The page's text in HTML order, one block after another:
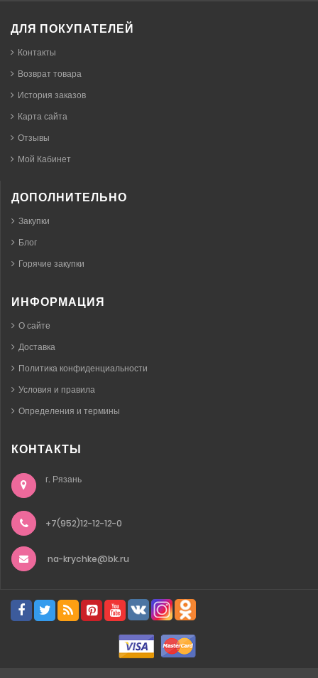
ДЛЯ ПОКУПАТЕЛЕЙ
Контакты
Возврат товара
История заказов
Карта сайта
Отзывы
Мой Кабинет
ДОПОЛНИТЕЛЬНО
Закупки
Блог
Горячие закупки
ИНФОРМАЦИЯ
О сайте
Доставка
Политика конфиденциальности
Условия и правила
Определения и термины
КОНТАКТЫ
г. Рязань
+7(952)12-12-12-0
na-krychke@bk.ru